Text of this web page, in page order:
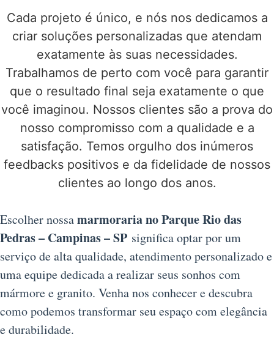
Cada projeto é único, e nós nos dedicamos a
criar soluções personalizadas que atendam
exatamente às suas necessidades.
Trabalhamos de perto com você para garantir
que o resultado final seja exatamente o que
você imaginou. Nossos clientes são a prova do
nosso compromisso com a qualidade e a
satisfação. Temos orgulho dos inúmeros
feedbacks positivos e da fidelidade de nossos
clientes ao longo dos anos.
Escolher nossamarmoraria no Parque Rio das
Pedras – Campinas – SP significa optar por um
serviço de alta qualidade, atendimento personalizado e
uma equipe dedicada a realizar seus sonhos com
mármore e granito. Venha nos conhecer e descubra
como podemos transformar seu espaço com elegância
e durabilidade.